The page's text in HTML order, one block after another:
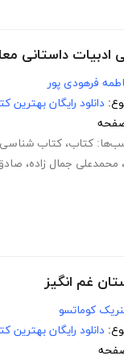
داستانی
فرهودی پور
دانلود رایگان
کتاب، کتاب شناسی
، محمدعلی جمال زاده،
غم انگیز
کوماتسو
دانلود رایگان